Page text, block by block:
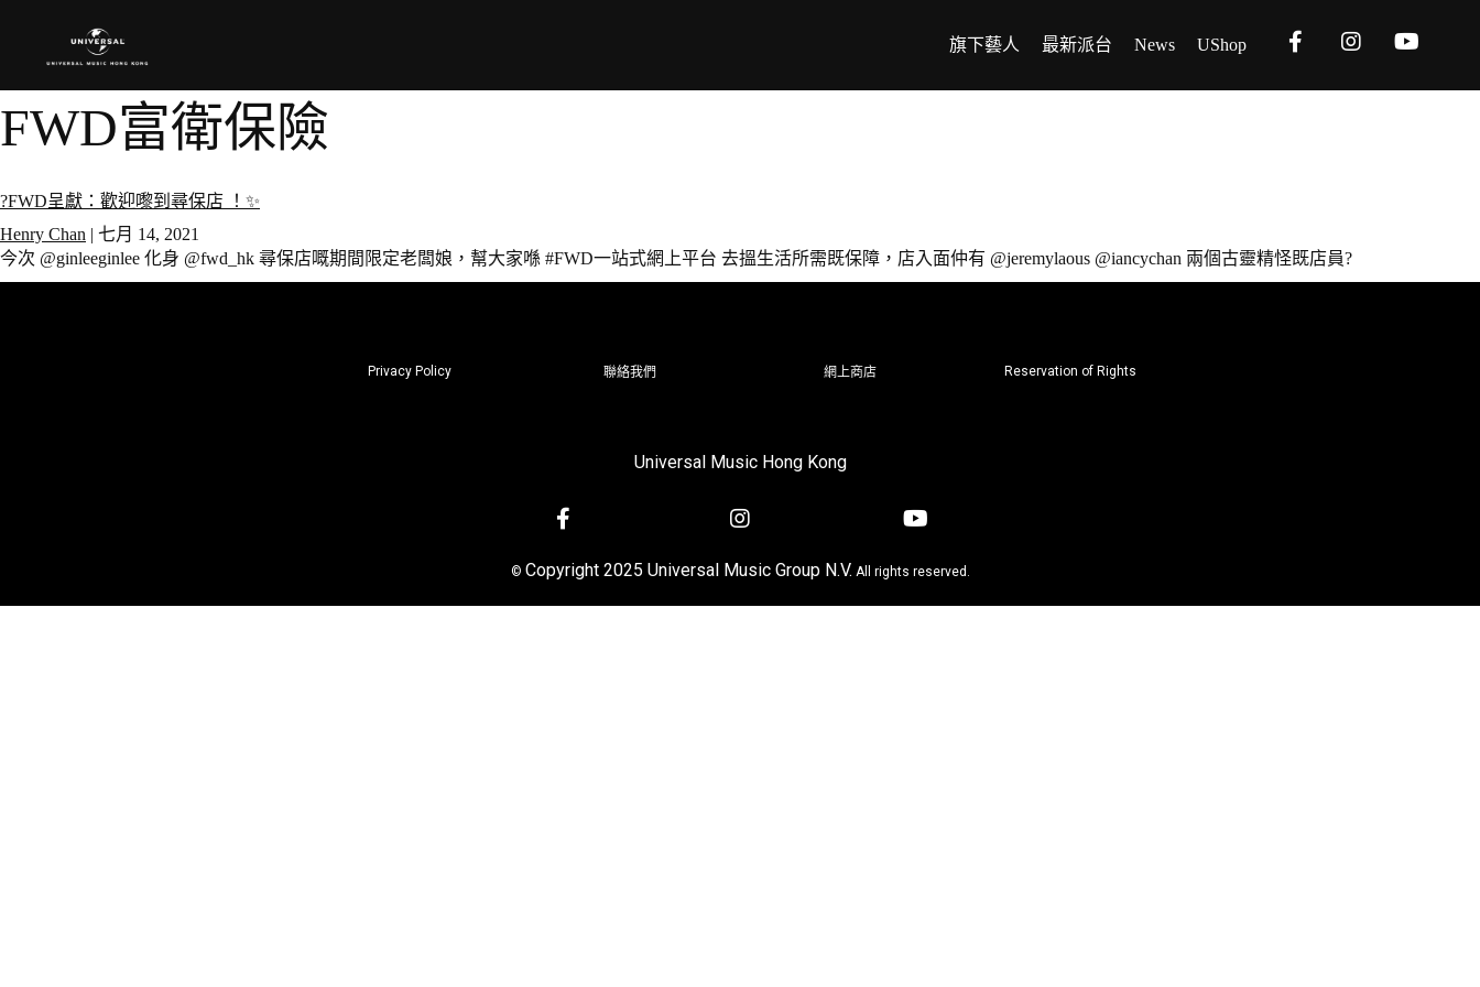
旗下藝人 最新派台 News UShop
FWD富衛保險
?FWD呈獻：歡迎嚟到尋保店 ！✨
Henry Chan | 七月 14, 2021
今次 @ginleeginlee 化身 @fwd_hk 尋保店嘅期間限定老闆娘，幫大家喺 #FWD一站式網上平台 去搵生活所需既保障，店入面仲有 @jeremylaous @iancychan 兩個古靈精怪既店員?
Privacy Policy 聯絡我們 網上商店 Reservation of Rights
Universal Music Hong Kong
© Copyright 2025 Universal Music Group N.V. All rights reserved.